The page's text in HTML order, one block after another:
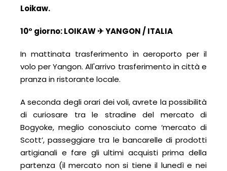
Loikaw.
10° giorno:LOIKAW✈YANGON / ITALIA
In mattinata trasferimento in aeroporto per il
volo per Yangon. All'arrivo trasferimento in città e
pranza in ristorante locale.
A seconda degli orari dei voli, avrete la possibilità
di curiosare tra le stradine del mercato di
Bogyoke, meglio conosciuto come ‘mercato di
Scott’, passeggiare tra le bancarelle di prodotti
artigianali e fare gli ultimi acquisti prima della
partenza (il mercato non si tiene il lunedì e nei